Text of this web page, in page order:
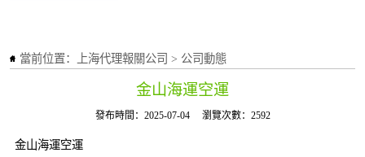
當前位置： 上海代理報關公司 > 公司動態
金山海運空運
發布時間：2025-07-04 瀏覽次數：2592
金山海運空運